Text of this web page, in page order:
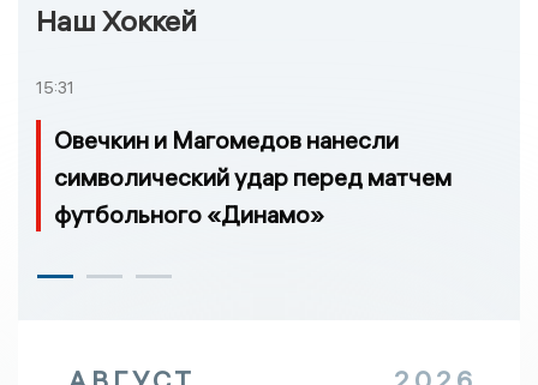
Наш Хоккей
15:31
Овечкин и Магомедов нанесли
символический удар перед матчем
футбольного «Динамо»